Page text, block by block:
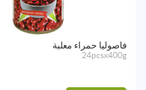
فاصوليا حمراء معلبة
24pcsx400g